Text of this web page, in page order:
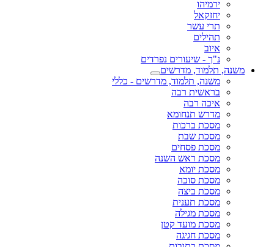
ירמיהו
יחזקאל
תרי עשר
תהילים
איוב
נ"ך - שיעורים נפרדים
משנה, תלמוד, מדרשים
משנה, תלמוד, מדרשים - כללי
בראשית רבה
איכה רבה
מדרש תנחומא
מסכת ברכות
מסכת שבת
מסכת פסחים
מסכת ראש השנה
מסכת יומא
מסכת סוכה
מסכת ביצה
מסכת תענית
מסכת מגילה
מסכת מועד קטן
מסכת חגיגה